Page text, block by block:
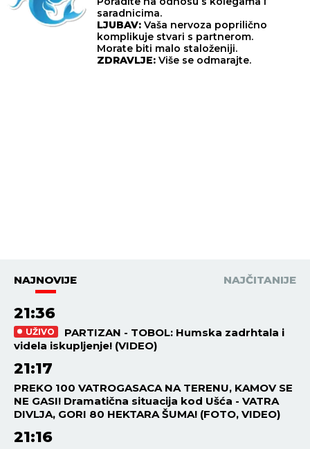
saradnicima.
LJUBAV: Vaša nervoza poprilično
komplikuje stvari s partnerom.
Morate biti malo staloženiji.
ZDRAVLJE: Više se odmarajte.
NAJNOVIJE NAJČITANIJE
21:36
UŽIVO
PARTIZAN - TOBOL: Humska zadrhtala i
videla iskupljenje! (VIDEO)
21:17
PREKO 100 VATROGASACA NA TERENU, KAMOV SE
NE GASI! Dramatična situacija kod Ušća - VATRA
DIVLJA, GORI 80 HEKTARA ŠUMA! (FOTO, VIDEO)
21:16